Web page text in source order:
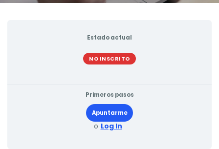
Estado actual
NO INSCRITO
Primeros pasos
Apuntarme
o Log In